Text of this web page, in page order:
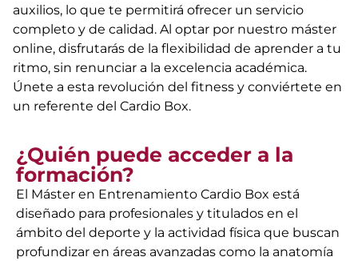
auxilios, lo que te permitirá ofrecer un servicio
completo y de calidad. Al optar por nuestro máster
online, disfrutarás de la flexibilidad de aprender a tu
ritmo, sin renunciar a la excelencia académica.
Únete a esta revolución del fitness y conviértete en
un referente del Cardio Box.
¿Quién puede acceder a la
formación?
El Máster en Entrenamiento Cardio Box está
diseñado para profesionales y titulados en el
ámbito del deporte y la actividad física que buscan
profundizar en áreas avanzadas como la anatomía